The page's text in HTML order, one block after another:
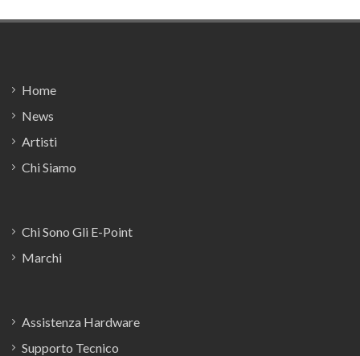
Home
News
Artisti
Chi Siamo
Chi Sono Gli E-Point
Marchi
Assistenza Hardware
Supporto Tecnico